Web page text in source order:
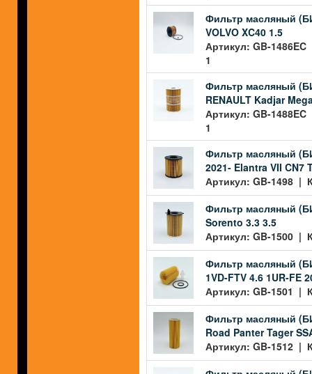
Фильтр масляный
VOLVO XC40 1.5
Артикул: GB-
1
Фильтр масляный
RENAULT Kadjar
Артикул: GB-
1
Фильтр масляный
2021- Elantra VII CN7
Артикул: GB-1498 |
Фильтр масляный
Sorento 3.3 3.5
Артикул: GB-1500 |
Фильтр масляный
1VD-FTV 4.6 1UR-FE
Артикул: GB-1501 |
Фильтр масляный
Road Panter Tager
Артикул: GB-1512 |